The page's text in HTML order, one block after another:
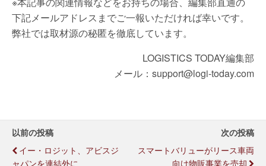
下記メールアドレスまでご一報いただければ幸いです。
弊社では取材源の秘匿を徹底しています。
LOGISTICS TODAY編集部
メール：support@logi-today.com
以前の投稿
イー・ロジット、アビスジ
ャパンを連結外に
次の投稿
スマートバリューがリース車両
向け物販事業を売却